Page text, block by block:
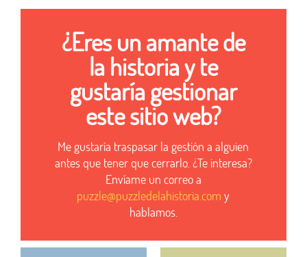
¿Eres un amante de
la historia y te
gustaría gestionar
este sitio web?
Me gustaría traspasar la gestión a alguien
antes que tener que cerrarlo. ¿Te interesa?
Envíame un correo a
puzzle@puzzledelahistoria.com y
hablamos.